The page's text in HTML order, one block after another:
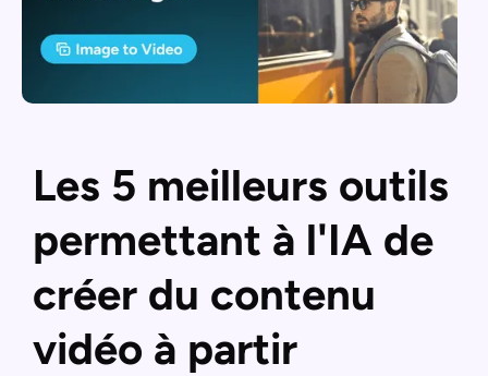
Les 5 meilleurs outils
permettant à l'IA de
créer du contenu
vidéo à partir